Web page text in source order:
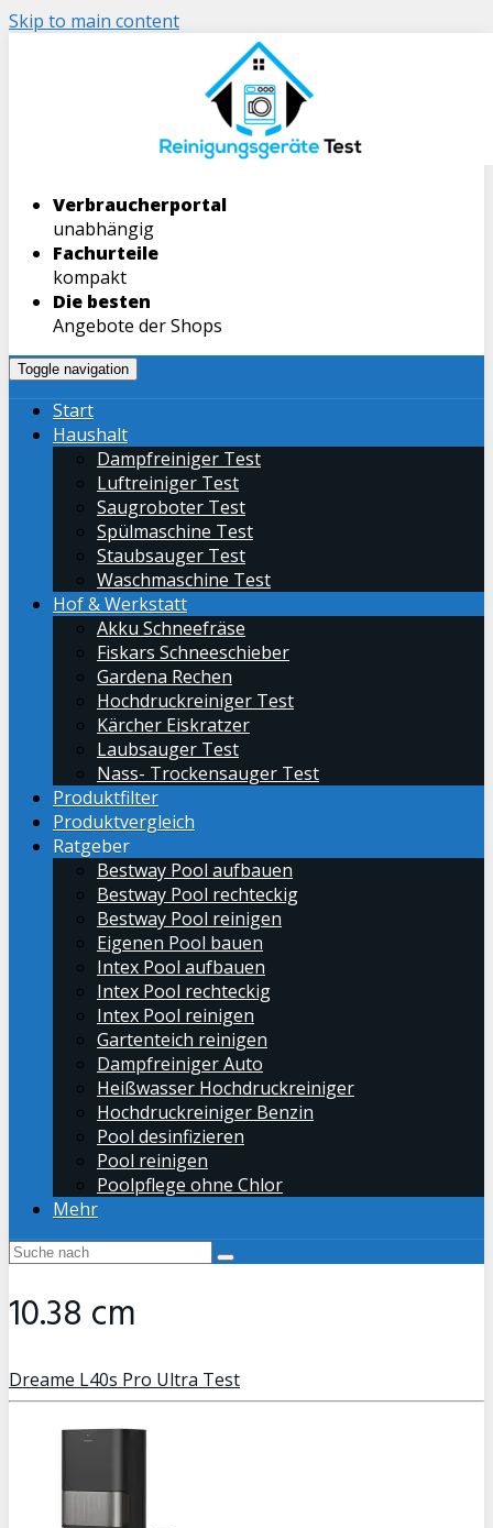
Skip to main content
Verbraucherportal
unabhängig
Fachurteile
kompakt
Die besten
Angebote der Shops
Toggle navigation
Start
Haushalt
Dampfreiniger Test
Luftreiniger Test
Saugroboter Test
Spülmaschine Test
Staubsauger Test
Waschmaschine Test
Hof & Werkstatt
Akku Schneefräse
Fiskars Schneeschieber
Gardena Rechen
Hochdruckreiniger Test
Kärcher Eiskratzer
Laubsauger Test
Nass- Trockensauger Test
Produktfilter
Produktvergleich
Ratgeber
Bestway Pool aufbauen
Bestway Pool rechteckig
Bestway Pool reinigen
Eigenen Pool bauen
Intex Pool aufbauen
Intex Pool rechteckig
Intex Pool reinigen
Gartenteich reinigen
Dampfreiniger Auto
Heißwasser Hochdruckreiniger
Hochdruckreiniger Benzin
Pool desinfizieren
Pool reinigen
Poolpflege ohne Chlor
Mehr
10.38 cm
Dreame L40s Pro Ultra Test